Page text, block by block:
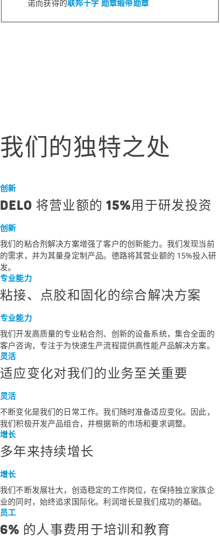
诺而获得的联邦十字 勋章缎带勋章
我们的独特之处
创新
DELO 将营业额的 15%用于研发投资
创新
我们的粘合剂解决方案增强了客户的创新能力。我们发现当前
的需求，并为其量身定制产品。德路将其营业额的 15%投入研
发。
专业能力
粘接、点胶和固化的综合解决方案
专业能力
我们开发高质量的专业粘合剂、创新的设备系统，集合全面的
客户咨询，专注于为快速生产流程提供高性能产品解决方案。
灵活
适应变化对我们的业务至关重要
灵活
不断变化是我们的日常工作。我们随时准备适应变化。因此，
我们积极开发产品组合，并根据新的市场和要求调整。
增长
多年来持续增长
增长
我们不断发展壮大，创造稳定的工作岗位，在保持独立家族企
业的同时，始终追求国际化。利润增长是我们成功的基础。
员工
6% 的人事费用于培训和教育